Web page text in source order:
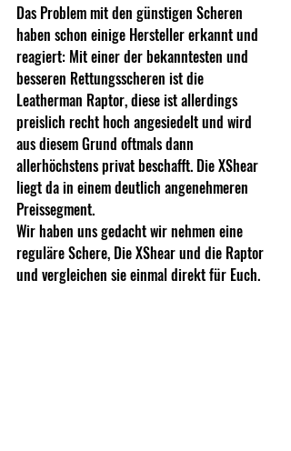
Das Problem mit den günstigen Scheren
haben schon einige Hersteller erkannt und
reagiert: Mit einer der bekanntesten und
besseren Rettungsscheren ist die
Leatherman Raptor, diese ist allerdings
preislich recht hoch angesiedelt und wird
aus diesem Grund oftmals dann
allerhöchstens privat beschafft. Die XShear
liegt da in einem deutlich angenehmeren
Preissegment.
Wir haben uns gedacht wir nehmen eine
reguläre Schere, Die XShear und die Raptor
und vergleichen sie einmal direkt für Euch.